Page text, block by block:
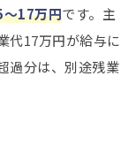
～17万円です。主
代17万円が給与に
過分は、別途残業